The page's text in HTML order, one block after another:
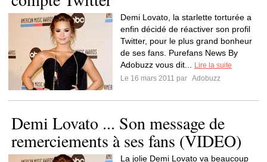
Demi Lovato, la starlette torturée a
enfin décidé de réactiver son profil
Twitter, pour le plus grand bonheur
de ses fans. Purefans News By
Adobuzz vous dit...
Lire la suite
Le 16 mars 2011 par Adobuzz
Demi Lovato ... Son message de
remerciements à ses fans (VIDEO)
La jolie Demi Lovato va beaucoup